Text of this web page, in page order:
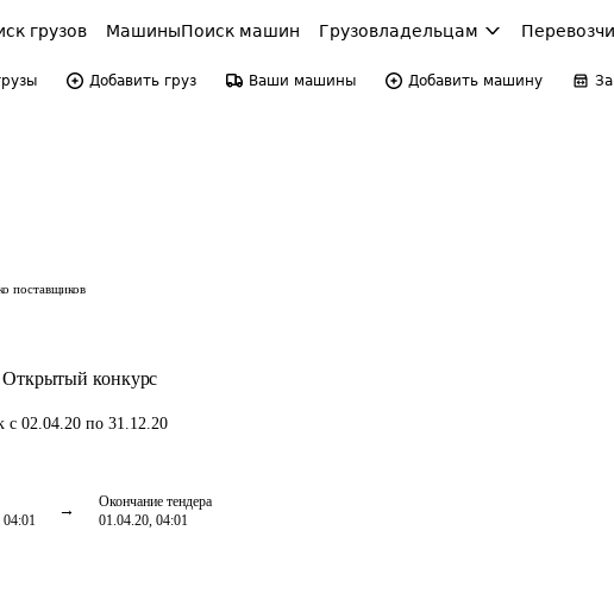
грузов МашиныПоиск машин Грузовладельцам
Добавить груз Ваши машины Добавить машину
поставщиков
Открытый конкурс
с 02.04.20 по 31.12.20
04:01
Окончание тендера
01.04.20, 04:01